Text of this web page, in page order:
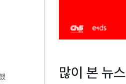
많이 본 뉴스